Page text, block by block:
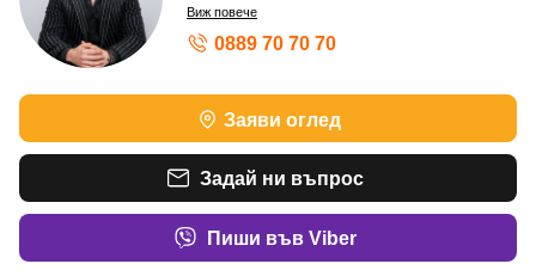
Виж повече
0889 70 70 70
Заяви оглед
Задай ни въпрос
Пиши във Viber